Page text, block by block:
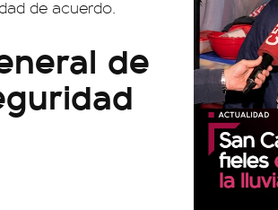
de acuerdo.
de